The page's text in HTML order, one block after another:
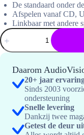
De standaard onder
Afspelen vanaf CD,
Linkbaar met andere
Pioneer
CDJ-
2000
NXS2
Speler
hoeveelheid
Daarom
20+ jaar
Sinds 2003
ondersteuning
Snelle levering
Dankzij twee
Getest de deur